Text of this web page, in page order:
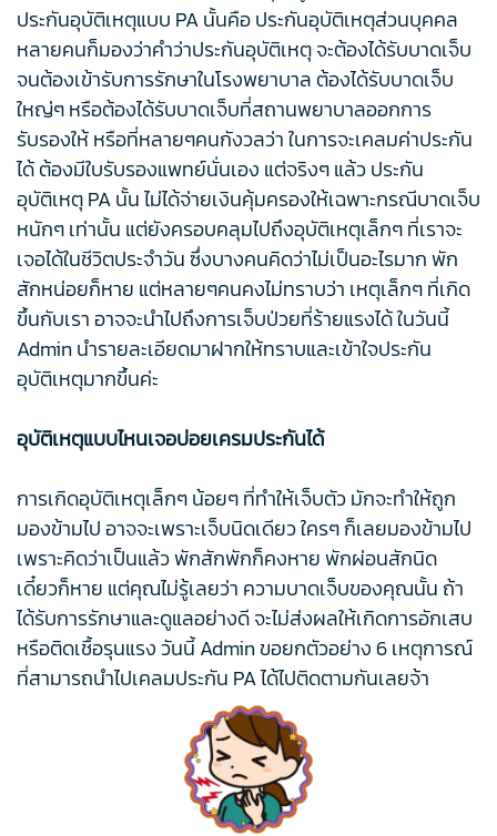
ประกันอุบัติเหตุแบบ PA นั้นคือ ประกันอุบัติเหตุส่วนบุคคล
หลายคนก็มองว่าคำว่าประกันอุบัติเหตุ จะต้องได้รับบาดเจ็บ
จนต้องเข้ารับการรักษาในโรงพยาบาล ต้องได้รับบาดเจ็บ
ใหญ่ๆ หรือต้องได้รับบาดเจ็บที่สถานพยาบาลออกการ
รับรองให้ หรือที่หลายๆคนกังวลว่า ในการจะเคลมค่าประกัน
ได้ ต้องมีใบรับรองแพทย์นั่นเอง แต่จริงๆ แล้ว ประกัน
อุบัติเหตุ PA นั้น ไม่ได้จ่ายเงินคุ้มครองให้เฉพาะกรณีบาดเจ็บ
หนักๆ เท่านั้น แต่ยังครอบคลุมไปถึงอุบัติเหตุเล็กๆ ที่เราจะ
เจอได้ในชีวิตประจำวัน ซึ่งบางคนคิดว่าไม่เป็นอะไรมาก พัก
สักหน่อยก็หาย แต่หลายๆคนคงไม่ทราบว่า เหตุเล็กๆ ที่เกิด
ขึ้นกับเรา อาจจะนำไปถึงการเจ็บป่วยที่ร้ายแรงได้ ในวันนี้
Admin นำรายละเอียดมาฝากให้ทราบและเข้าใจประกัน
อุบัติเหตุมากขึ้นค่ะ
อุบัติเหตุแบบไหนเจอบ่อยเครมประกันได้
การเกิดอุบัติเหตุเล็กๆ น้อยๆ ที่ทำให้เจ็บตัว มักจะทำให้ถูก
มองข้ามไป อาจจะเพราะเจ็บนิดเดียว ใครๆ ก็เลยมองข้ามไป
เพราะคิดว่าเป็นแล้ว พักสักพักก็คงหาย พักผ่อนสักนิด
เดี๋ยวก็หาย แต่คุณไม่รู้เลยว่า ความบาดเจ็บของคุณนั้น ถ้า
ได้รับการรักษาและดูแลอย่างดี จะไม่ส่งผลให้เกิดการอักเสบ
หรือติดเชื้อรุนแรง วันนี้ Admin ขอยกตัวอย่าง 6 เหตุการณ์
ที่สามารถนำไปเคลมประกัน PA ได้ไปติดตามกันเลยจ้า